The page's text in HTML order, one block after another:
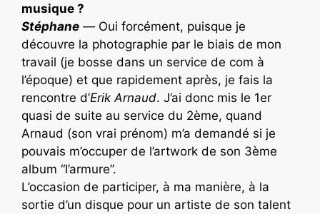
musique ?
Stéphane —Oui forcément, puisque je
découvre la photographie par le biais de mon
travail (je bosse dans un service de com à
l’époque) et que rapidement après, je fais la
rencontre d’Erik Arnaud. J’ai donc mis le 1er
quasi de suite au service du 2ème, quand
Arnaud (son vrai prénom) m’a demandé si je
pouvais m’occuper de l’artwork de son 3ème
album “l’armure”.
L’occasion de participer, à ma manière, à la
sortie d’un disque pour un artiste de son talent